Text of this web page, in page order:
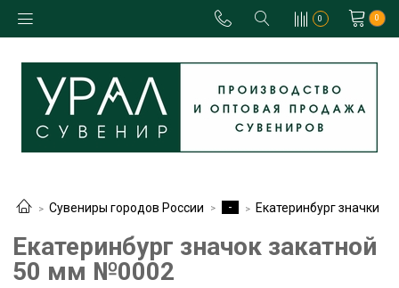
0 0
Сувениры городов России - Екатеринбург значки
Екатеринбург значок закатной
50 мм №0002